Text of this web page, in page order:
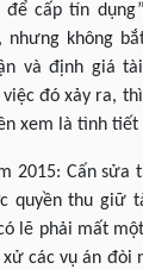
cấp tín
nhưng không
và định giá
đó xảy ra,
xem là tình tiết
2015: Cấn sửa
quyền thu giữ
lẽ phải mất
các vụ án đòi